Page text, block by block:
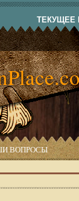
ТЕКУЩЕЕ
ВОПРОСЫ